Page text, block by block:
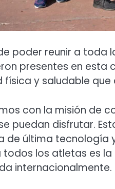
poder reunir a toda
presentes en
y saludable
con la misión de
puedan disfrutar.
de última tecnología
los atletas es
internacionalmente.